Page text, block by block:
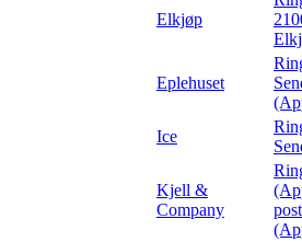
Elkjøp
Eplehuset
Ice
Kjell &
Company
post